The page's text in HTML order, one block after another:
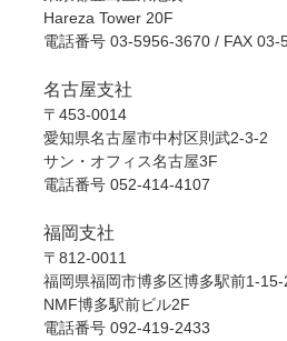
Hareza Tower 20F
電話番号 03-5956-3670/ FAX 03-
名古屋支社
〒453-0014
愛知県名古屋市中村区則武2-3-2
サン・オフィス名古屋3F
電話番号 052-414-4107
福岡支社
〒812-0011
福岡県福岡市博多区博多駅前1-15-
NMF博多駅前ビル2F
電話番号 092-419-2433